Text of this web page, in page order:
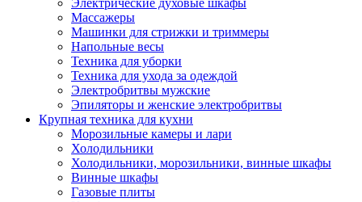
Электрические духовые шкафы
Массажеры
Машинки для стрижки и триммеры
Напольные весы
Техника для уборки
Техника для ухода за одеждой
Электробритвы мужские
Эпиляторы и женские электробритвы
Крупная техника для кухни
Морозильные камеры и лари
Холодильники
Холодильники, морозильники, винные шкафы
Винные шкафы
Газовые плиты